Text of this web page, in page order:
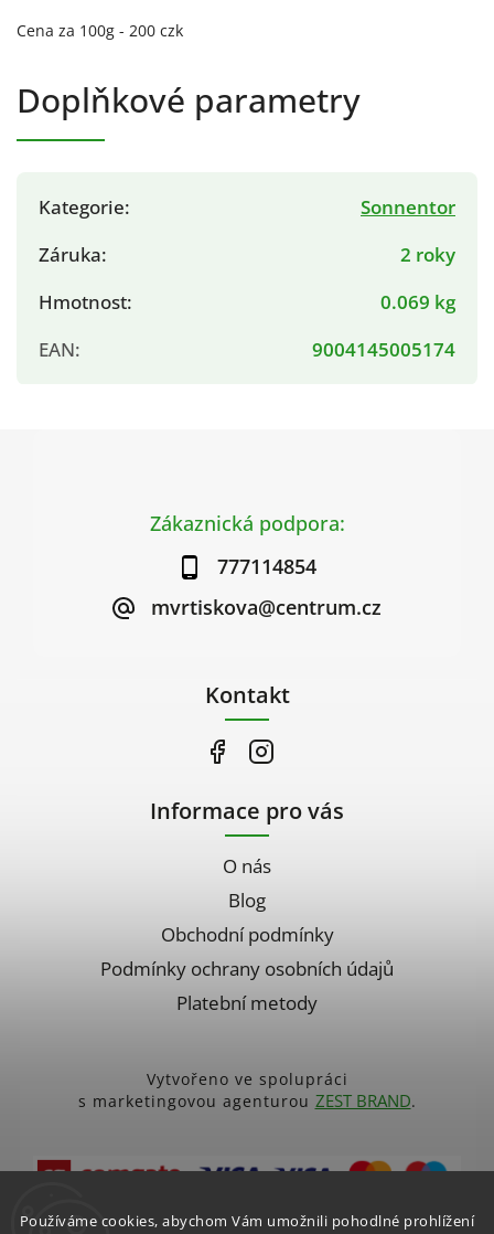
Používáme cookies, abychom Vám umožnili pohodlné prohlížení
Cena za 100g - 200 czk
Doplňkové parametry
Kategorie:
Sonnentor
Záruka:
2 roky
Hmotnost:
0.069 kg
EAN: 9004145005174
Zákaznická podpora:
777114854
mvrtiskova@centrum.cz
Kontakt
Informace pro vás
O nás
Blog
Obchodní podmínky
Podmínky ochrany osobních údajů
Platební metody
Vytvořeno ve spolupráci
s marketingovou agenturou ZEST BRAND.
Platební brána ComGate